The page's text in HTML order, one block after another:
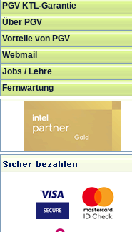
PGV KTL-Garantie
Über PGV
Vorteile von PGV
Webmail
Jobs / Lehre
Fernwartung